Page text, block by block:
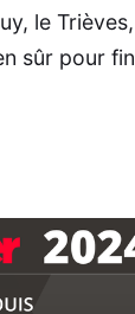
le
sûr pour